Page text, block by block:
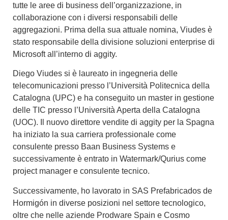
tutte le aree di business dell’organizzazione, in
collaborazione con i diversi responsabili delle
aggregazioni. Prima della sua attuale nomina, Viudes è
stato responsabile della divisione soluzioni enterprise di
Microsoft all’interno di aggity.
Diego Viudes si è laureato in ingegneria delle
telecomunicazioni presso l’Università Politecnica della
Catalogna (UPC) e ha conseguito un master in gestione
delle TIC presso l’Università Aperta della Catalogna
(UOC). Il nuovo direttore vendite di aggity per la Spagna
ha iniziato la sua carriera professionale come
consulente presso Baan Business Systems e
successivamente è entrato in Watermark/Qurius come
project manager e consulente tecnico.
Successivamente, ho lavorato in SAS Prefabricados de
Hormigón in diverse posizioni nel settore tecnologico,
oltre che nelle aziende Prodware Spain e Cosmo